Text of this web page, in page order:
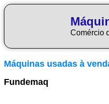
Comércio
Máquinas usadas à
Fundemaq